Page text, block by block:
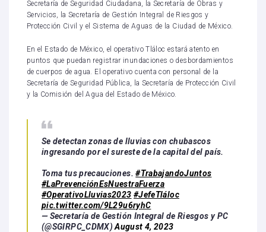
Secretaría de Seguridad Ciudadana, la Secretaría de Obras y
Servicios, la Secretaría de Gestión Integral de Riesgos y
Protección Civil y el Sistema de Aguas de la Ciudad de México.
En el Estado de México, el operativo Tláloc estará atento en
puntos que puedan registrar inundaciones o desbordamientos
de cuerpos de agua. El operativo cuenta con personal de la
Secretaría de Seguridad Pública, la Secretaría de Protección Civil
y la Comisión del Agua del Estado de México.
Se detectan zonas de lluvias con chubascos
ingresando por el sureste de la capital del país.
Toma tus precauciones.#TrabajandoJuntos
#LaPrevenciónEsNuestraFuerza
#OperativoLluvias2023 #JefeTláloc
pic.twitter.com/9L29u6ryhC
— Secretaría de Gestión Integral de Riesgos y PC
(@SGIRPC_CDMX)August 4, 2023